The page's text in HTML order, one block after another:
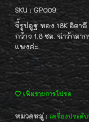
SKU : GP009
จี้รูปอูฐ ทอง 18K อิตา
กว้าง 1.8 ซม. น่ารักม
แพงค่ะ
เพิ่มรายการโปรด
หมวดหมู่ : เครื่องประดั